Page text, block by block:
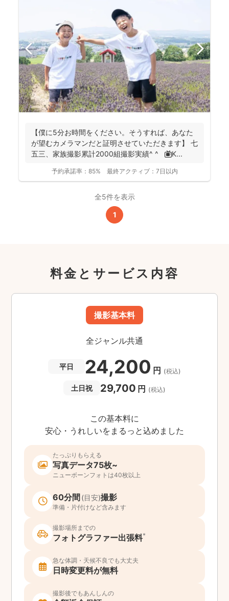
【僕に5分お時間をください。そうすれば、あなた
が望むカメラマンだと証明させていただきます】 七
五三、家族撮影累計2000組撮影実績^ ^ 📺K...
予約承諾率： 85% 最終アクティブ： 7日以内
全5件を表示
1
料金とサービス内容
撮影基本料
全ジャンル共通
平日 24,200 円 (税込)
土日祝 29,700 円 (税込)
この基本料に
安心・うれしいをまるっと込めました
たっぷりもらえる
写真データ75枚~
ニューボーンフォトは40枚以上
60分間 (目安)撮影
準備・片付けなど含みます
撮影場所までの
フォトグラファー出張料*
急な体調・天候不良でも大丈夫
日時変更料が無料
撮影後でもあんしんの